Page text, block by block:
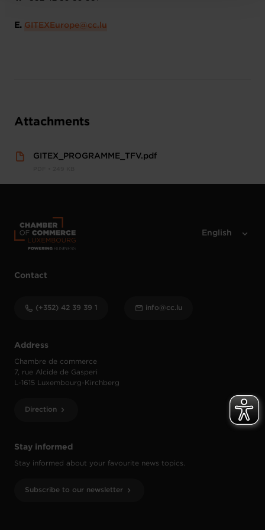
E. ​GITEXEurope@cc.lu​
Attachments
GITEX_PROGRAMME_TFV.pdf
Stay informed
Stay informed about your favourite news topics.
Subscribe to our newsletter
Address
Chambre de commerce
7, rue Alcide de Gasperi
L-1615 Luxembourg-Kirchberg
Direction
Contact
(+352) 42 39 39 1 info@cc.lu